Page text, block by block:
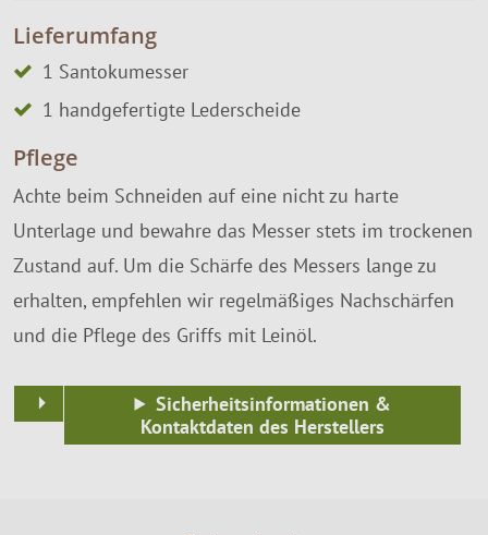
Lieferumfang
1 Santokumesser
1 handgefertigte Lederscheide
Pflege
Achte beim Schneiden auf eine nicht zu harte
Unterlage und bewahre das Messer stets im trockenen
Zustand auf. Um die Schärfe des Messers lange zu
erhalten, empfehlen wir regelmäßiges Nachschärfen
und die Pflege des Griffs mit Leinöl.
Sicherheitsinformationen &
Kontaktdaten des Herstellers